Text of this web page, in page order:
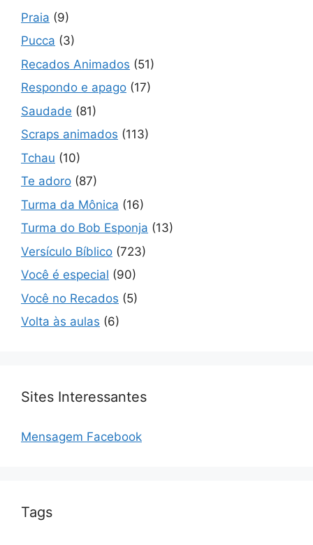
Praia (9)
Pucca (3)
Recados Animados (51)
Respondo e apago (17)
Saudade (81)
Scraps animados (113)
Tchau (10)
Te adoro (87)
Turma da Mônica (16)
Turma do Bob Esponja (13)
Versículo Bíblico (723)
Você é especial (90)
Você no Recados (5)
Volta às aulas (6)
Sites Interessantes
Mensagem Facebook
Tags